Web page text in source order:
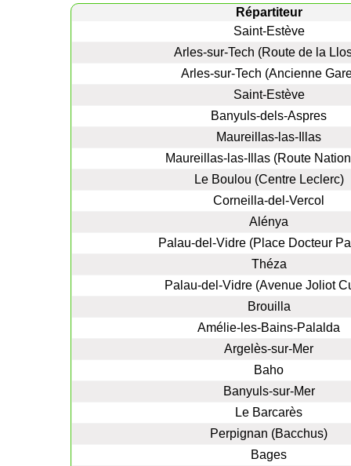
Répartiteur
Saint-Estève
Arles-sur-Tech (Route de la
Arles-sur-Tech (Ancienne
Saint-Estève
Banyuls-dels-Aspres
Maureillas-las-Illas
Maureillas-las-Illas (Route
Le Boulou (Centre Leclerc)
Corneilla-del-Vercol
Alénya
Palau-del-Vidre (Place Docteur
Théza
Palau-del-Vidre (Avenue Joliot
Brouilla
Amélie-les-Bains-Palalda
Argelès-sur-Mer
Baho
Banyuls-sur-Mer
Le Barcarès
Perpignan (Bacchus)
Bages